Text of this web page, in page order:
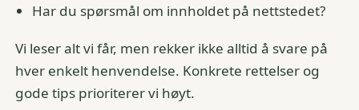
Har du spørsmål om innholdet på nettstedet?
Vi leser alt vi får, men rekker ikke alltid å svare på
hver enkelt henvendelse. Konkrete rettelser og
gode tips prioriterer vi høyt.